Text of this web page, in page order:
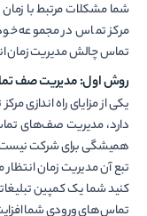
شما مشکلات مرتبط با زمان
مرکز تماس در مجموعه خود
تماس چالش مدیریت زمان
روش اول: مدیریت صف‌
یکی از مزایای راه اندازی
دارد، مدیریت صف‌های
همیشگی برای شرکت نیست،
تبع آن مدیریت زمان
کنید شما یک کمپین
تماس‌های ورودی شما